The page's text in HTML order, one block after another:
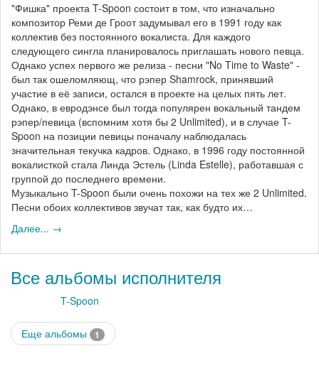
"Фишка" проекта T-Spoon состоит в том, что изначально
композитор Реми де Гроот задумывал его в 1991 году как
коллектив без постоянного вокалиста. Для каждого
следующего сингла планировалось приглашать нового певца.
Однако успех первого же релиза - песни "No Time to Waste" -
был так ошеломляющ, что рэпер Shamrock, принявший
участие в её записи, остался в проекте на целых пять лет.
Однако, в евродэнсе был тогда популярен вокальный тандем
рэпер/певица (вспомним хотя бы 2 Unlimited), и в случае T-
Spoon на позиции певицы поначалу наблюдалась
значительная текучка кадров. Однако, в 1996 году постоянной
вокалисткой стала Линда Эстель (Linda Estelle), работавшая с
группой до последнего времени.
Музыкально T-Spoon были очень похожи на тех же 2 Unlimited.
Песни обоих коллективов звучат так, как будто их…
Далее... →
Все альбомы исполнителя
T-Spoon
Еще альбомы 1